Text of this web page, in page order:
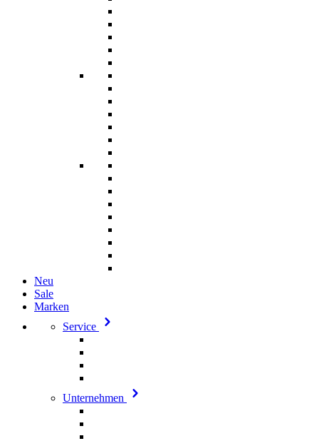
Neu
Sale
Marken
Service
Unternehmen